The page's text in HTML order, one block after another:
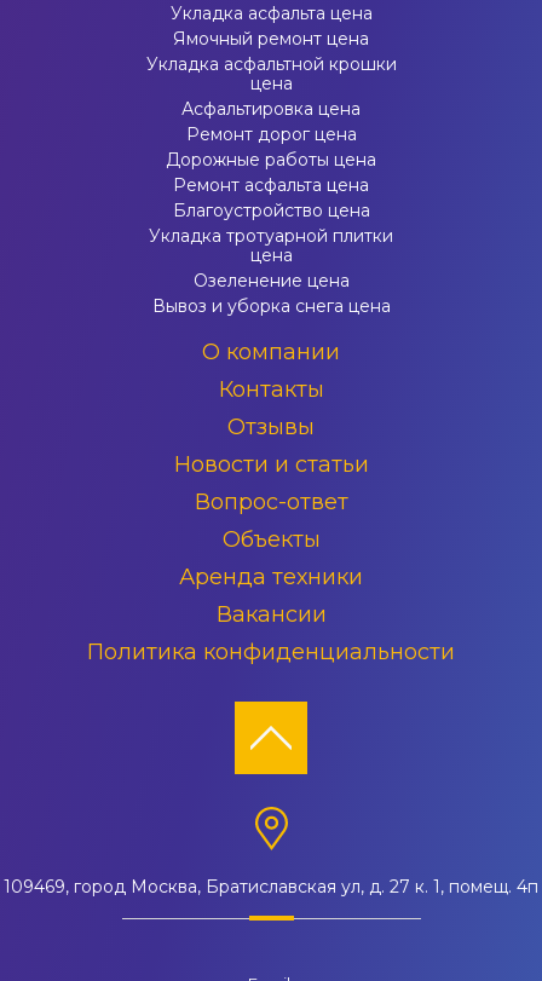
Укладка асфальта цена
Ямочный ремонт цена
Укладка асфальтной крошки
цена
Асфальтировка цена
Ремонт дорог цена
Дорожные работы цена
Ремонт асфальта цена
Благоустройство цена
Укладка тротуарной плитки
цена
Озеленение цена
Вывоз и уборка снега цена
О компании
Контакты
Отзывы
Новости и статьи
Вопрос-ответ
Объекты
Аренда техники
Вакансии
Политика конфиденциальности
109469, город Москва, Братиславская ул, д. 27 к. 1, помещ. 4п